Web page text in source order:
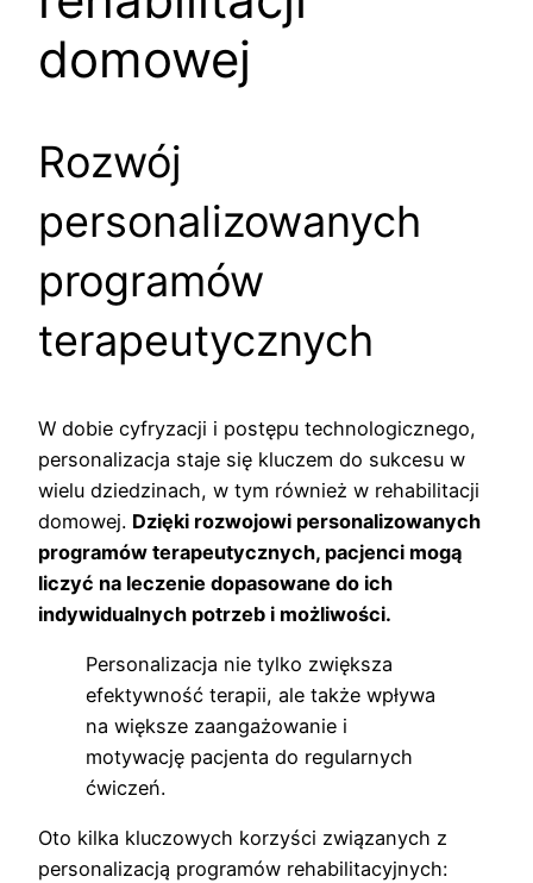
domowej
Rozwój
personalizowanych
programów
terapeutycznych
W dobie cyfryzacji i postępu technologicznego,
personalizacja staje się kluczem do sukcesu w
wielu dziedzinach, w tym również w rehabilitacji
domowej. Dzięki rozwojowi personalizowanych
programów terapeutycznych, pacjenci mogą
liczyć na leczenie dopasowane do ich
indywidualnych potrzeb i możliwości.
Personalizacja nie tylko zwiększa
efektywność terapii, ale także wpływa
na większe zaangażowanie i
motywację pacjenta do regularnych
ćwiczeń.
Oto kilka kluczowych korzyści związanych z
personalizacją programów rehabilitacyjnych: